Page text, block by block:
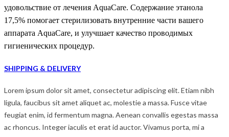
удовольствие от лечения AquaCare. Содержание этанола
17,5% помогает стерилизовать внутренние части вашего
аппарата AquaCare, и улучшает качество проводимых
гигиенических процедур.
SHIPPING & DELIVERY
Lorem ipsum dolor sit amet, consectetur adipiscing elit. Etiam nibh
ligula, faucibus sit amet aliquet ac, molestie a massa. Fusce vitae
feugiat enim, id fermentum magna. Aenean convallis egestas massa
ac rhoncus. Integer iaculis et erat id auctor. Vivamus porta, mi a